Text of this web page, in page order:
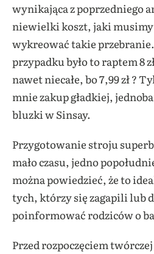
wynikająca z poprzedniego
niewielki koszt, jaki
wykreować takie
przypadku było to raptem 8
nawet niecałe, bo 7,99 zł ?
mnie zakup gładkiej,
bluzki w Sinsay.
Przygotowanie stroju
mało czasu, jedno
można powiedzieć, że to
tych, którzy się zagapili lub
poinformować rodziców o
Przed rozpoczęciem